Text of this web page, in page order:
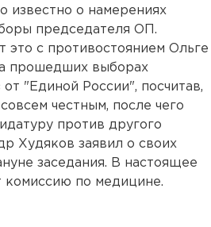
известно о намерениях
председателя ОП.
это с противостоянием Ольге
прошедших выборах
"Единой России", посчитав,
честным, после чего
против другого
Худяков заявил о своих
заседания. В настоящее
комиссию по медицине.